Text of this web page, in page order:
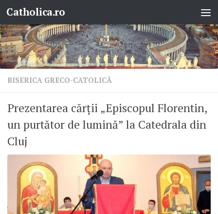
Skip to content
Catholica.ro
BISERICA GRECO-CATOLICĂ
Prezentarea cărții „Episcopul Florentin,
un purtător de lumină” la Catedrala din
Cluj